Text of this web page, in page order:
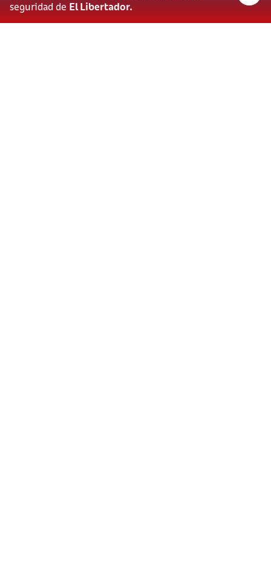
seguridad de El Libertador.
Ciencuadras, una marca de Servicios Bolívar S.A actúa como portal web